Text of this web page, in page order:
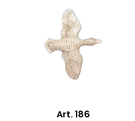
Art. 186